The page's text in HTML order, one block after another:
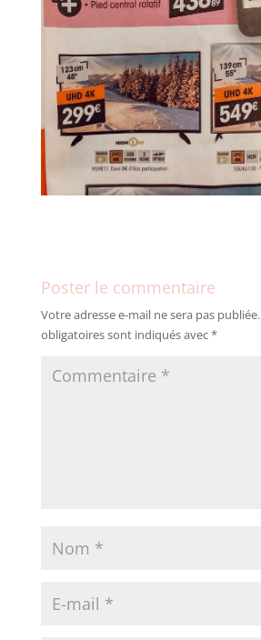
Poster le commentaire
Votre adresse e-mail ne sera pas publiée.
obligatoires sont indiqués avec*